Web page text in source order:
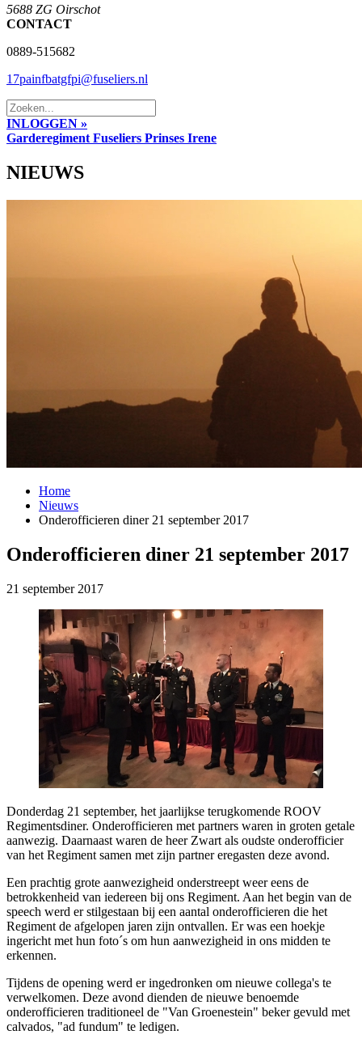
5688 ZG Oirschot
CONTACT
0889-515682
17painfbatgfpi@fuseliers.nl
INLOGGEN »
Garderegiment Fuseliers Prinses Irene
NIEUWS
Home
Nieuws
Onderofficieren diner 21 september 2017
Onderofficieren diner 21 september 2017
21 september 2017
Donderdag 21 september, het jaarlijkse terugkomende ROOV
Regimentsdiner. Onderofficieren met partners waren in groten getale
aanwezig. Daarnaast waren de heer Zwart als oudste onderofficier
van het Regiment samen met zijn partner eregasten deze avond.
Een prachtig grote aanwezigheid onderstreept weer eens de
betrokkenheid van iedereen bij ons Regiment. Aan het begin van de
speech werd er stilgestaan bij een aantal onderofficieren die het
Regiment de afgelopen jaren zijn ontvallen. Er was een hoekje
ingericht met hun foto´s om hun aanwezigheid in ons midden te
erkennen.
Tijdens de opening werd er ingedronken om nieuwe collega's te
verwelkomen. Deze avond dienden de nieuwe benoemde
onderofficieren traditioneel de "Van Groenestein" beker gevuld met
calvados, "ad fundum" te ledigen.